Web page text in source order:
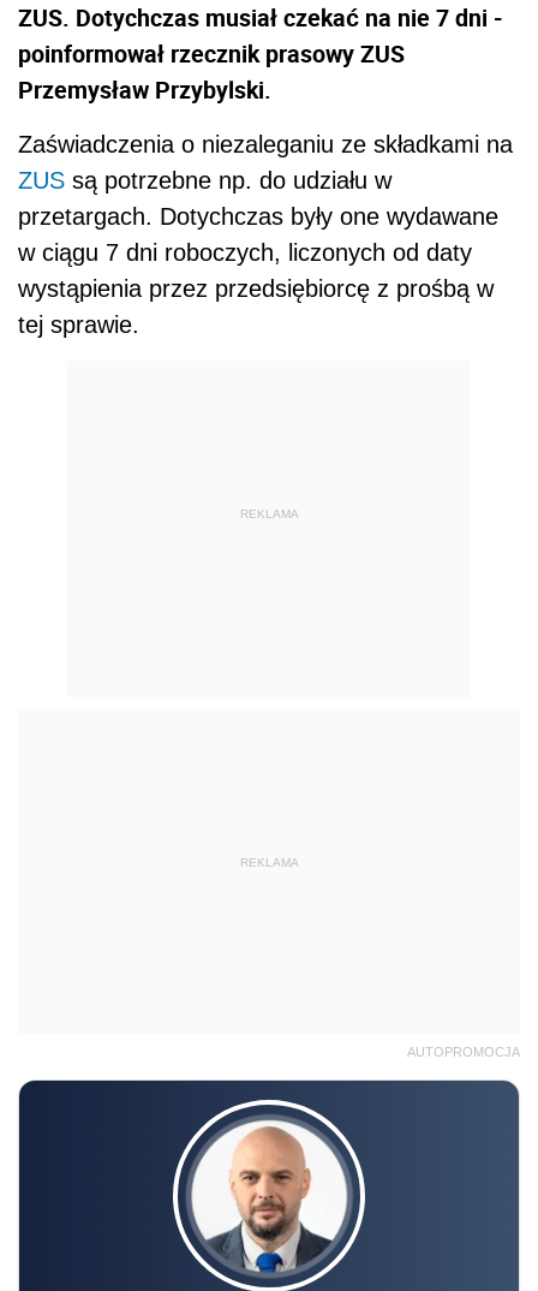
ZUS. Dotychczas musiał czekać na nie 7 dni -
poinformował rzecznik prasowy ZUS
Przemysław Przybylski.
Zaświadczenia o niezaleganiu ze składkami na
ZUS są potrzebne np. do udziału w
przetargach. Dotychczas były one wydawane
w ciągu 7 dni roboczych, liczonych od daty
wystąpienia przez przedsiębiorcę z prośbą w
tej sprawie.
REKLAMA
REKLAMA
AUTOPROMOCJA